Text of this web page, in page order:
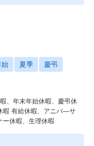
始 夏季 慶弔
、年末年始休暇、慶弔休
暇 有給休暇、アニバ―サ
ー休暇、生理休暇